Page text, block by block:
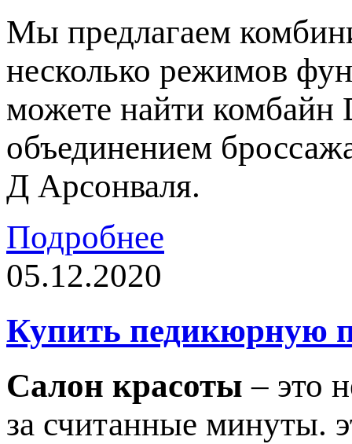
Мы предлагаем
несколько режимов
можете найти комбайн
объединением
Д Арсонваля.
Подробнее
05.12.2020
Купить педикюрную
Салон красоты – это
за считанные минуты.